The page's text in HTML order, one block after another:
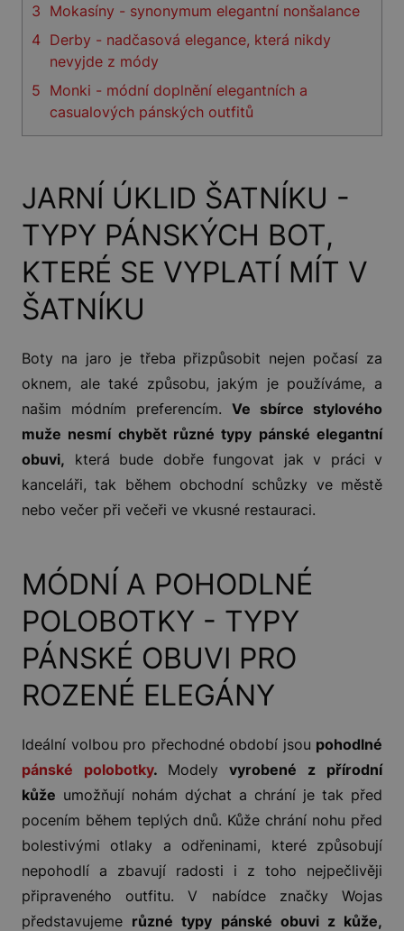
3 Mokasíny - synonymum elegantní nonšalance
4 Derby - nadčasová elegance, která nikdy
nevyjde z módy
5 Monki - módní doplnění elegantních a
casualových pánských outfitů
JARNÍ ÚKLID ŠATNÍKU -
TYPY PÁNSKÝCH BOT,
KTERÉ SE VYPLATÍ MÍT V
ŠATNÍKU
Boty na jaro je třeba přizpůsobit nejen počasí za
oknem, ale také způsobu, jakým je používáme, a
našim módním preferencím. Ve sbírce stylového
muže nesmí chybět různé typy pánské elegantní
obuvi, která bude dobře fungovat jak v práci v
kanceláři, tak během obchodní schůzky ve městě
nebo večer při večeři ve vkusné restauraci.
MÓDNÍ A POHODLNÉ
POLOBOTKY - TYPY
PÁNSKÉ OBUVI PRO
ROZENÉ ELEGÁNY
Ideální volbou pro přechodné období jsou pohodlné
pánské polobotky. Modelyvyrobené z přírodní
kůže umožňují nohám dýchat a chrání je tak před
pocením během teplých dnů. Kůže chrání nohu před
bolestivými otlaky a odřeninami, které způsobují
nepohodlí a zbavují radosti i z toho nejpečlivěji
připraveného outfitu. V nabídce značky Wojas
představujeme různé typy pánské obuvi z kůže,